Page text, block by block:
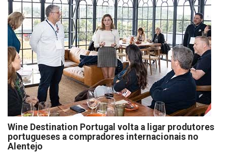
Wine Destination Portugal volta a ligar produtores
portugueses a compradores internacionais no
Alentejo